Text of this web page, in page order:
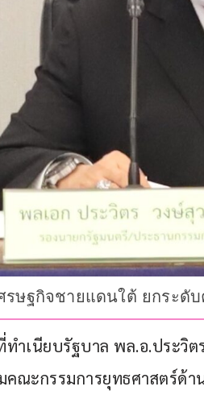
ศรษฐกิจชายแดนใต้ ยกระ
ทำเนียบรัฐบาล พล.อ.ประวิต
คณะกรรมการยุทธศาสตร์ด้